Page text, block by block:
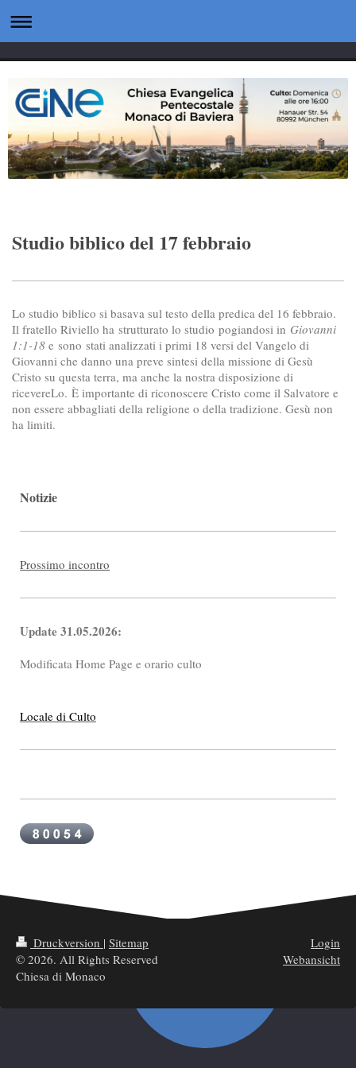
Studio biblico del 17 febbraio
Lo studio biblico si basava sul testo della predica del 16 febbraio.
Il fratello Riviello ha strutturato lo studio pogiandosi in Giovanni
1:1-18 e sono stati analizzati i primi 18 versi del Vangelo di
Giovanni che danno una preve sintesi della missione di Gesù
Cristo su questa terra, ma anche la nostra disposizione di
ricevereLo. È importante di riconoscere Cristo come il Salvatore e
non essere abbagliati della religione o della tradizione. Gesù non
ha limiti.
Notizie
Prossimo incontro
Update 31.05.2026:
Modificata Home Page e orario culto
Locale di Culto
Druckversion | Sitemap
© 2026. All Rights Reserved
Chiesa di Monaco
Login
Webansicht